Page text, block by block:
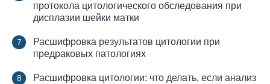
протокола цитологического обследования при
дисплазии шейки матки
Расшифровка результатов цитологии при
предраковых патологиях
Расшифровка цитологии: что делать, если анализ